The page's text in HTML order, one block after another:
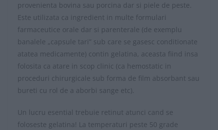
provenienta bovina sau porcina dar si piele de peste.
Este utilizata ca ingredient in multe formulari
farmaceutice orale dar si parenterale (de exemplu
banalele „capsule tari” sub care se gasesc conditionate
atatea medicamente) contin gelatina, aceasta fiind insa
folosita ca atare in scop clinic (ca hemostatic in
proceduri chirurgicale sub forma de film absorbant sau
bureti cu rol de a aborbi sange etc).
Un lucru esential trebuie retinut atunci cand se
foloseste gelatina! La temperaturi peste 50 grade